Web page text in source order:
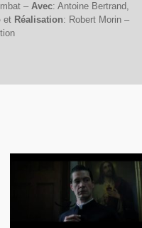
– Avec: Antoine Bertrand,
et Réalisation: Robert Morin –